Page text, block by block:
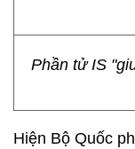
Phần tử IS
Hiện Bộ Quốc